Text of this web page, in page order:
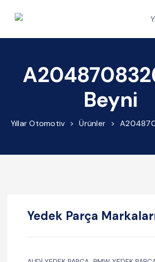
Beyni
Yıllar Otomotiv > Ürünler >
Yedek Parça